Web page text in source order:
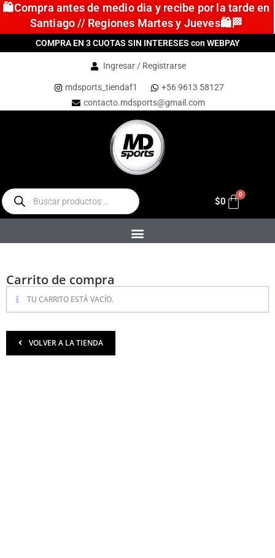
🛍️Compra antes de medio dia y recibe por la tarde en
Santiago // Regiones Martes y Jueves🛍️🏁
COMPRA EN 3 CUOTAS SIN INTERESES con WEBPAY
Ingresar / Registrarse
mdsports_tiendaf1
+56 9613 58127
contacto.mdsports@gmail.com
$0
Carrito de compra
TU CARRITO ESTÁ VACÍO.
VOLVER A LA TIENDA